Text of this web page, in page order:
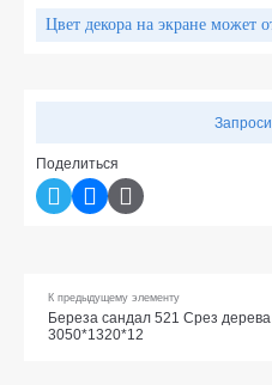
Цвет декора на экране может
Поделиться
К предыдущему элементу
Береза сандал 521 Срез
3050*1320*12